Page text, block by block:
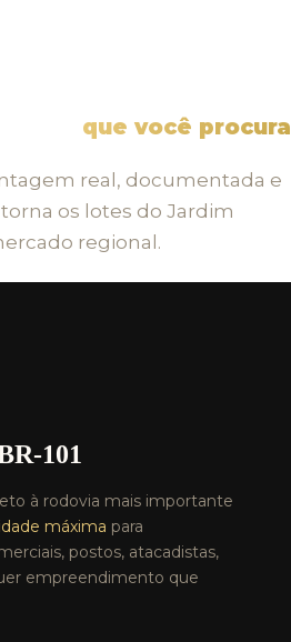
que você procura
real, documentada e
os lotes do Jardim
regional.
101
à rodovia mais importante
máxima para
postos, atacadistas,
empreendimento que